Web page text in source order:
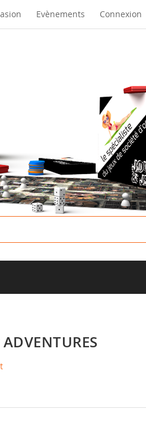
Evènements Connexion